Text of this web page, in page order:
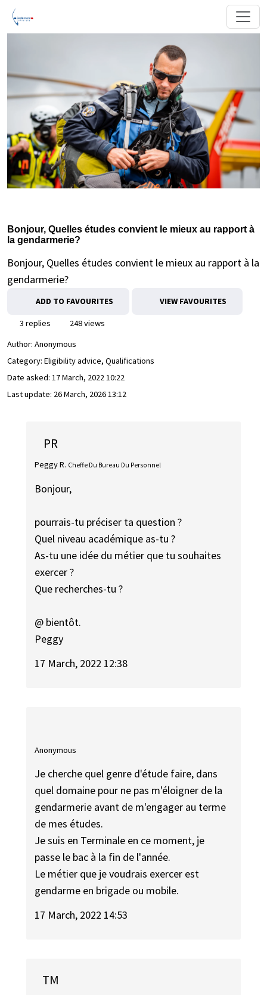
Bonjour, Quelles études convient le mieux au rapport à
la gendarmerie?
Bonjour, Quelles études convient le mieux au rapport à la
gendarmerie?
ADD TO FAVOURITES VIEW FAVOURITES
3 replies
248 views
Author: Anonymous
Category: Eligibility advice, Qualifications
Date asked: 17 March, 2022 10:22
Last update: 26 March, 2026 13:12
PR
Peggy R. Cheffe Du Bureau Du Personnel
Bonjour,
pourrais-tu préciser ta question ?
Quel niveau académique as-tu ?
As-tu une idée du métier que tu souhaites
exercer ?
Que recherches-tu ?
@ bientôt.
Peggy
17 March, 2022 12:38
Anonymous
Je cherche quel genre d'étude faire, dans
quel domaine pour ne pas m'éloigner de la
gendarmerie avant de m'engager au terme
de mes études.
Je suis en Terminale en ce moment, je
passe le bac à la fin de l'année.
Le métier que je voudrais exercer est
gendarme en brigade ou mobile.
17 March, 2022 14:53
TM